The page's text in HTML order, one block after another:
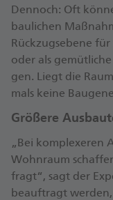
Den­noch: Oft
bau­li­chen
Rück­zug­s­ebe­ne
oder als
gen. Liegt die
mals kei­ne
Grö­ße­re
„Bei kom­ple­xe­ren
Wohn­raum
frag­t“, sagt der
be­auf­tragt